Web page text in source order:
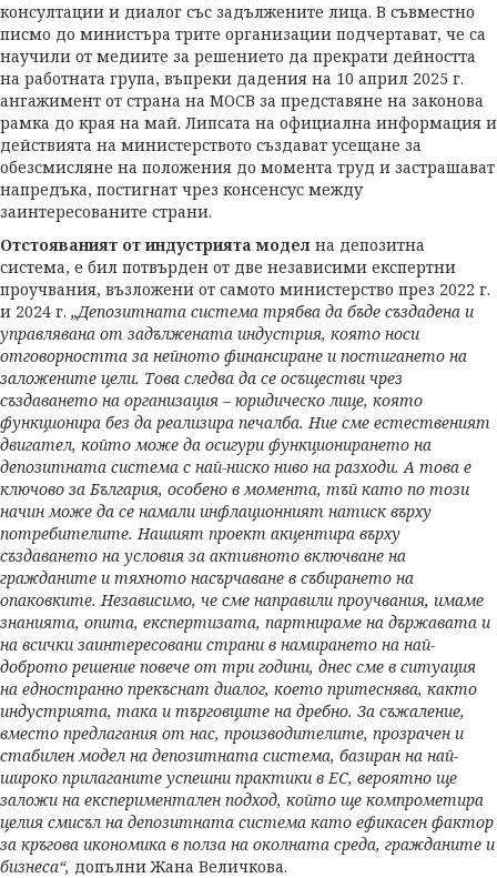
консултации и диалог със задължените лица. В съвместно
писмо до министъра трите организации подчертават, че са
научили от медиите за решението да прекрати дейността
на работната група, въпреки дадения на 10 април 2025 г.
ангажимент от страна на МОСВ за представяне на законова
рамка до края на май. Липсата на официална информация и
действията на министерството създават усещане за
обезсмисляне на положения до момента труд и застрашават
напредъка, постигнат чрез консенсус между
заинтересованите страни.
Отстояваният от индустрията модел на депозитна
система, е бил потвърден от две независими експертни
проучвания, възложени от самото министерство през 2022 г.
и 2024 г. „Депозитната система трябва да бъде създадена и
управлявана от задължената индустрия, която носи
отговорността за нейното финансиране и постигането на
заложените цели. Това следва да се осъществи чрез
създаването на организация – юридическо лице, която
функционира без да реализира печалба. Ние сме естественият
двигател, който може да осигури функционирането на
депозитната система с най-ниско ниво на разходи. А това е
ключово за България, особено в момента, тъй като по този
начин може да се намали инфлационният натиск върху
потребителите. Нашият проект акцентира върху
създаването на условия за активното включване на
гражданите и тяхното насърчаване в събирането на
опаковките. Независимо, че сме направили проучвания, имаме
знанията, опита, експертизата, партнираме на държавата и
на всички заинтересовани страни в намирането на най-
доброто решение повече от три години, днес сме в ситуация
на едностранно прекъснат диалог, което притеснява, както
индустрията, така и търговците на дребно. За съжаление,
вместо предлагания от нас, производителите, прозрачен и
стабилен модел на депозитната система, базиран на най-
широко прилаганите успешни практики в ЕС, вероятно ще
заложи на експериментален подход, който ще компрометира
целия смисъл на депозитната система като ефикасен фактор
за кръгова икономика в полза на околната среда, гражданите и
бизнеса“, допълни Жана Величкова.